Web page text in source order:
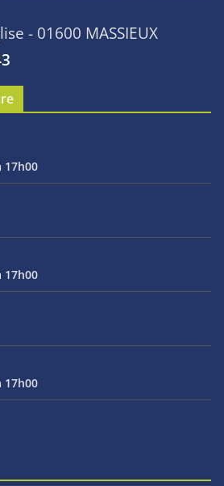
- 01600 MASSIEUX
17h00
17h00
17h00